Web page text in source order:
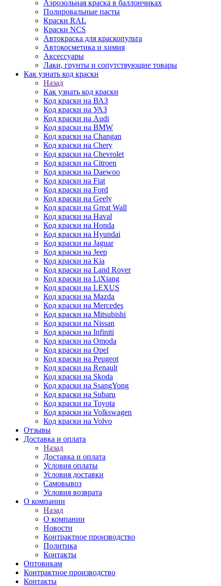
Аэрозольная краска в баллончиках
Полировальные пасты
Краски RAL
Краски NCS
Автокраска для краскопульта
Автокосметика и химия
Аксессуары
Лаки, грунты и сопутствующие товары
Как узнать код краски
Назад
Как узнать код краски
Код краски на ВАЗ
Код краски на УАЗ
Код краски на Audi
Код краски на BMW
Код краски на Changan
Код краски на Chery
Код краски на Chevrolet
Код краски на Citroen
Код краски на Daewoo
Код краски на Fiat
Код краски на Ford
Код краски на Geely
Код краски на Great Wall
Код краски на Haval
Код краски на Honda
Код краски на Hyundai
Код краски на Jaguar
Код краски на Jeep
Код краски на Kia
Код краски на Land Rover
Код краски на LiXiang
Код краски на LEXUS
Код краски на Mazda
Код краски на Mercedes
Код краски на Mitsubishi
Код краски на Nissan
Код краски на Infiniti
Код краски на Omoda
Код краски на Opel
Код краски на Peugeot
Код краски на Renault
Код краски на Skoda
Код краски на SsangYong
Код краски на Subaru
Код краски на Toyota
Код краски на Volkswagen
Код краски на Volvo
Отзывы
Доставка и оплата
Назад
Доставка и оплата
Условия оплаты
Условия доставки
Самовывоз
Условия возврата
О компании
Назад
О компании
Новости
Контрактное производство
Политика
Контакты
Оптовикам
Контрактное производство
Контакты